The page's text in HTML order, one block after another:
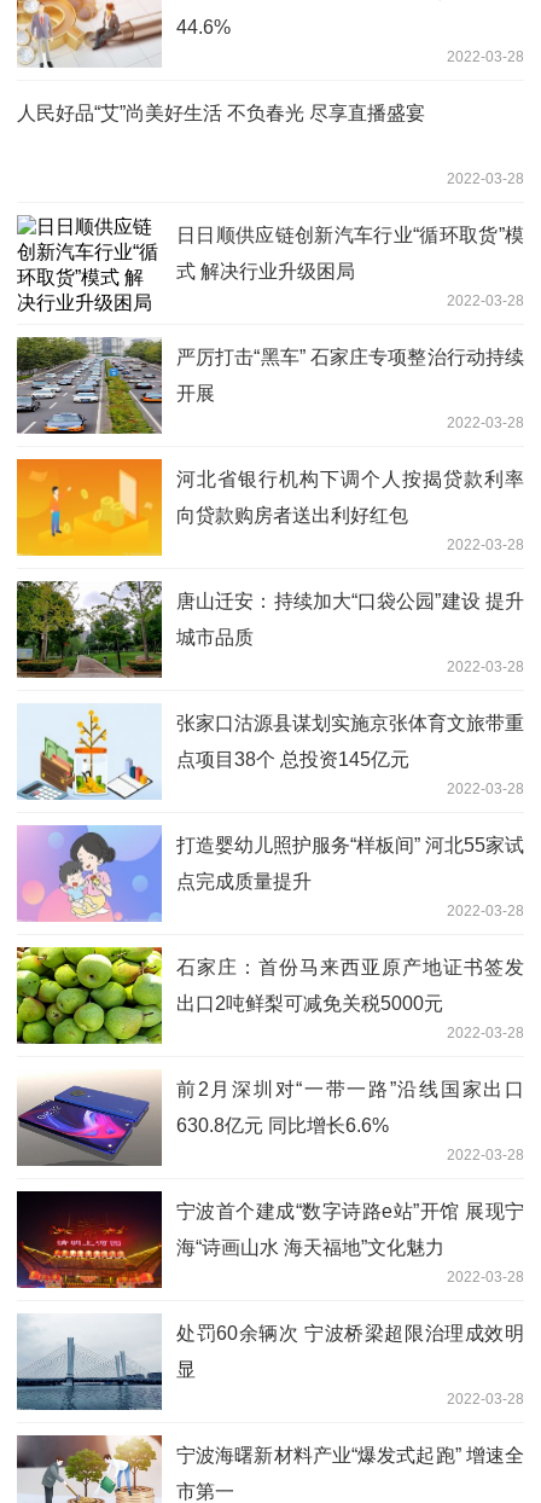
44.6%
2022-03-28
人民好品“艾”尚美好生活 不负春光 尽享直播盛宴
2022-03-28
日日顺供应链创新汽车行业“循环取货”模
式 解决行业升级困局
2022-03-28
严厉打击“黑车” 石家庄专项整治行动持续
开展
2022-03-28
河北省银行机构下调个人按揭贷款利率
向贷款购房者送出利好红包
2022-03-28
唐山迁安：持续加大“口袋公园”建设 提升
城市品质
2022-03-28
张家口沽源县谋划实施京张体育文旅带重
点项目38个 总投资145亿元
2022-03-28
打造婴幼儿照护服务“样板间” 河北55家试
点完成质量提升
2022-03-28
石家庄：首份马来西亚原产地证书签发
出口2吨鲜梨可减免关税5000元
2022-03-28
前2月深圳对“一带一路”沿线国家出口
630.8亿元 同比增长6.6%
2022-03-28
宁波首个建成“数字诗路e站”开馆 展现宁
海“诗画山水 海天福地”文化魅力
2022-03-28
处罚60余辆次 宁波桥梁超限治理成效明
显
2022-03-28
宁波海曙新材料产业“爆发式起跑” 增速全
市第一